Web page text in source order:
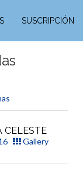
SUSCRIPCIÓN
CELESTE
Gallery